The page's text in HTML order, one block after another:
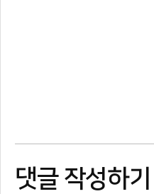
댓글 작성하기